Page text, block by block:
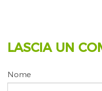
LASCIA UN
Nome